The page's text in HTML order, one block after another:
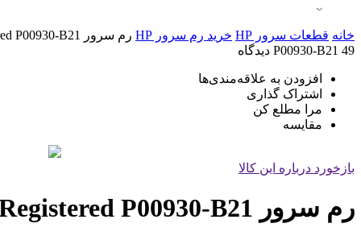
خانه قطعات سرور HP خرید رم سرور HP
رم سرور HPE 64GB DRx4 DDR4-2933 Registered P00930-B21
P00930-B21 49 دیدگاه
افزودن به علاقه‌مندی‌ها
اشتراک گذاری
مرا مطلع کن
مقایسه
بازخورد درباره این کالا
رم سرور HPE 64GB DRx4 DDR4-2933 Registered P00930-B21